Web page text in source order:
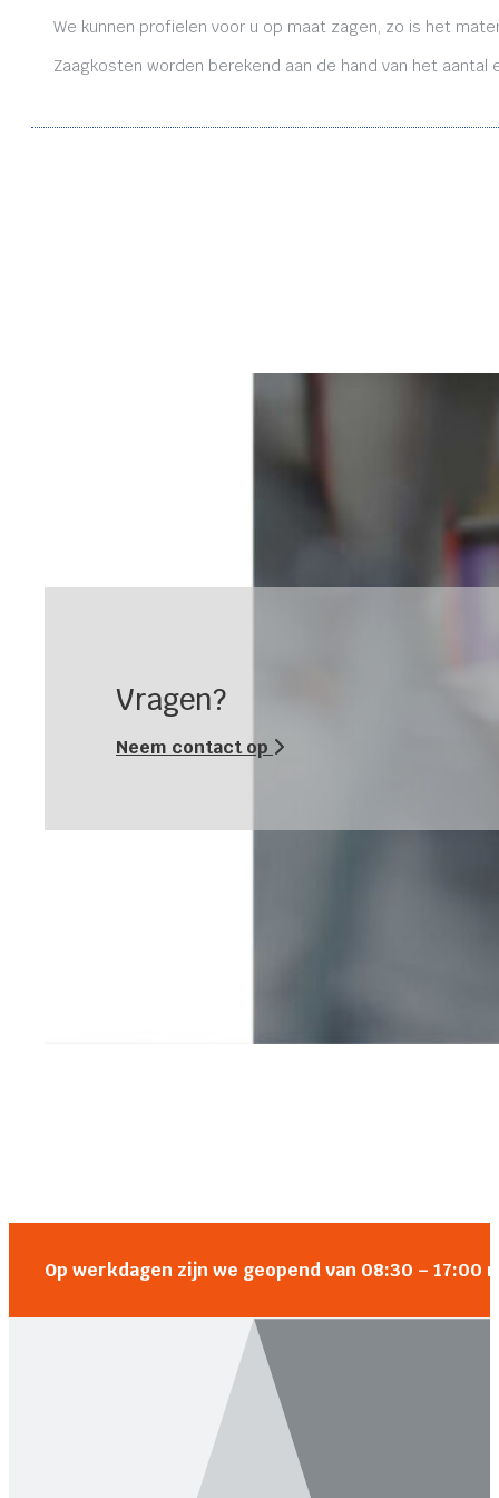
We kunnen profielen voor u op maat zagen, zo is het
Zaagkosten worden berekend aan de hand van het
Vragen?
Neem contact op
Op werkdagen zijn we geopend van 08:30 –